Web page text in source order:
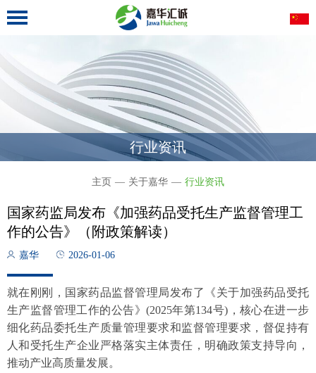
行业资讯
主页 — 关于嘉华 — 行业资讯
国家药监局发布《加强药品受托生产监督管理工
作的公告》（附政策解读）
嘉华 2026-01-06
就在刚刚，国家药品监督管理局发布了《关于加强药品受托
生产监督管理工作的公告》(2025年第134号)，核心在进一步
细化药品委托生产质量管理要求和监督管理要求，督促持有
人和受托生产企业严格落实主体责任，明确政策支持导向，
推动产业高质量发展。